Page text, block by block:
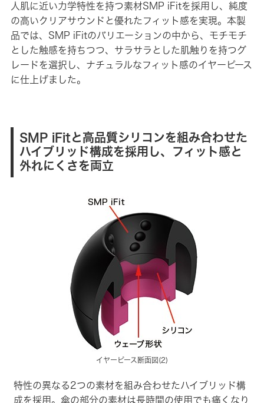
人肌に近い力学特性を持つ素材SMP iFitを採用し、純度
の高いクリアサウンドと優れたフィット感を実現。本製
品では、SMP iFitのバリエーションの中から、モチモチ
とした触感を持ちつつ、サラサラとした肌触りを持つグ
レードを選択し、ナチュラルなフィット感のイヤーピース
に仕上げました。
SMP iFitと高品質シリコンを組み合わせた
ハイブリッド構成を採用し、フィット感と
外れにくさを両立
イヤーピース断面図(2)
特性の異なる2つの素材を組み合わせたハイブリッド構
成を採用。傘の部分の素材は長時間の使用でも痛くなり